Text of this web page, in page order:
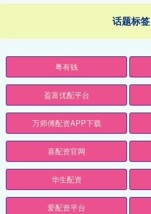
话题标签
粤有钱
盈富优配平台
万师傅配资APP下载
喜配资官网
华生配资
爱配资平台